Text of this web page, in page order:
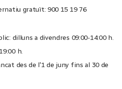
gratuït: 900 15 19 76
dilluns a divendres 09:00-14:00 h.
h.
des de l'1 de juny fins al 30 de